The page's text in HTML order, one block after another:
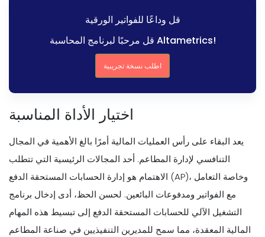
قل وداعًا للفواتير الورقية
قل مرحبًا لبرنامج المحاسبة Altametrics!
اطلب نسخة تجريبية
اختيار الأداة المناسبة
يعد البقاء على رأس العمليات المالية أمرًا بالغ الأهمية في المجال
التنافسي لإدارة المطاعم. أحد المجالات الرئيسية التي تتطلب
الاهتمام هو إدارة الحسابات المستحقة الدفع (AP)، وخاصة التعامل
مع الفواتير ومدفوعات البائعين. لحسن الحظ، أدى إدخال برنامج
التشغيل الآلي للحسابات المستحقة الدفع إلى تبسيط هذه المهام
المالية المعقدة، مما سمح للمديرين التنفيذيين في صناعة المطاعم